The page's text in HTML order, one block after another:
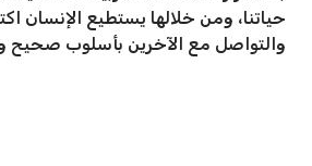
حياتنا، ومن خلالها يستطيع الإنسان
والتواصل مع الآخرين بأسلوب صحيح